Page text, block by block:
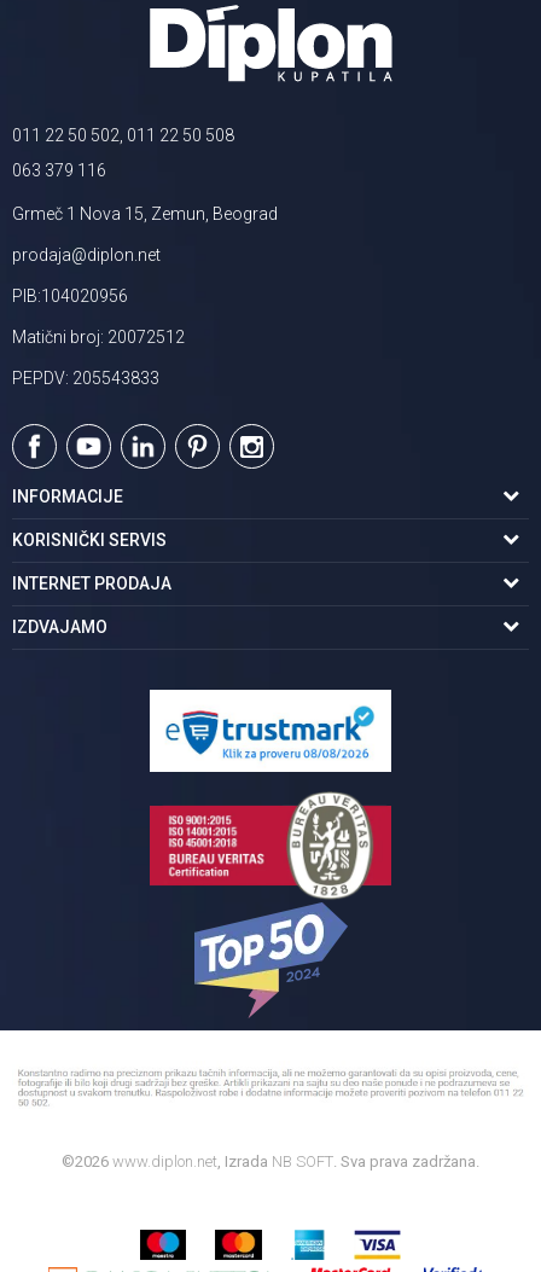
011 22 50 502, 011 22 50 508
063 379 116
Grmeč 1 Nova 15, Zemun, Beograd
prodaja@diplon.net
PIB:104020956
Matični broj: 20072512
PEPDV: 205543833
INFORMACIJE
O nama
Podaci o trgovcu
Karijera | postani deo tima
KORISNIČKI SERVIS
Uslovi korišćenja
Politika privatnosti
INTERNET PRODAJA
Kako kupiti
IZDVAJAMO
Pločice za kupatilo
©2026 www.diplon.net , Izrada NB SOFT . Sva prava zadržana.